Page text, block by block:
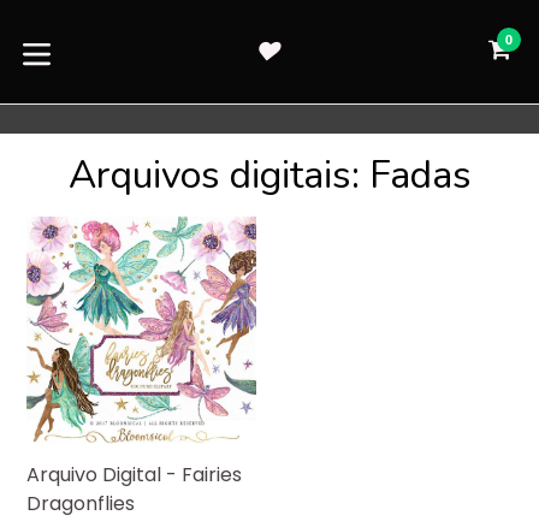
para
0
Arquivos digitais: Fadas
Arquivo Digital - Fairies
Dragonflies